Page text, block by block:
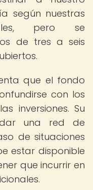
según nuestras
pero se
de tres a seis
que el fondo
con los
inversiones. Su
una red de
de situaciones
estar disponible
que incurrir en